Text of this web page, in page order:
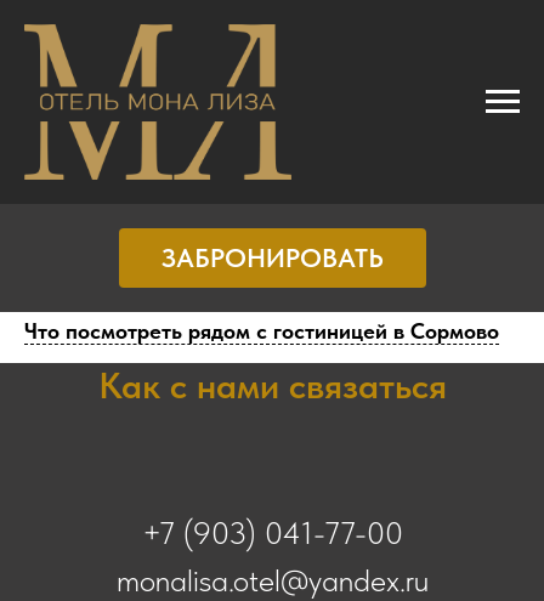
ЗАБРОНИРОВАТЬ
Что посмотреть рядом с гостиницей в Сормово
Как с нами связаться
+7 (903) 041-77-00
monalisa.otel@yandex.ru